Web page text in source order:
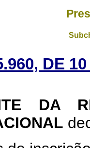
DE
DA